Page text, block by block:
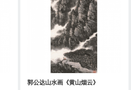
郭公达山水画《黄山烟云》